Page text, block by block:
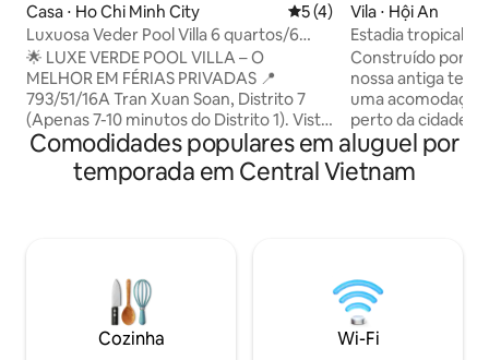
Casa ⋅ Ho Chi Minh City 5 de uma avaliação média
5 (4)
Luxuosa Veder Pool Villa 6 quartos/6
banheiros Saigon Central
🌟 LUXE VERDE POOL VILLA – O
MELHOR EM FÉRIAS PRIVADAS 📍
793/51/16A Tran Xuan Soan, Distrito 7
(Apenas 7-10 minutos do Distrito 1). Vista
panorâmica do Bitexco e do Landmark
81 milhões de dólares. 👑 Estrutura de
luxo: 6 quartos (3 suítes master
bilhar, academia privativa. 🥩 Festa de
alto nível: churrasqueira arejada no
terraço, cozinha aberta totalmente
equipada com utensílios de alta
Vila ⋅ Hội An
Estadia tropical
da cidade antiga
Construído por
nossa antiga
uma
perto da cidade
vila tem 2
acomodar
adultos e 2 crianças. Desfrute da
Da Nang. Nossa
com amor, para
casa. Tapetes de ioga são fornecidos
para os
Comodidades populares em aluguel por
temporada em Central Vietnam
Cozinha Wi-Fi